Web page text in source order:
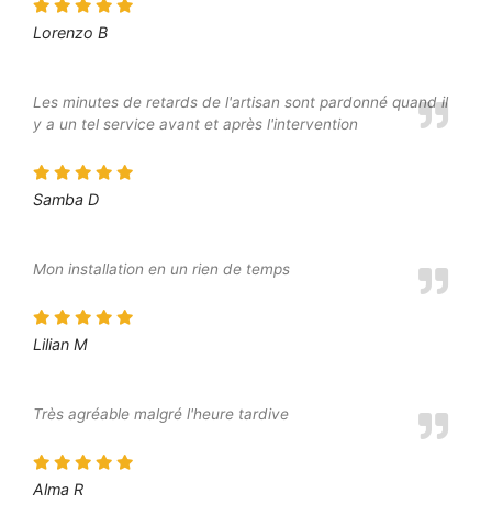
Lorenzo B
Les minutes de retards de l'artisan sont pardonné quand il
y a un tel service avant et après l'intervention
Samba D
Mon installation en un rien de temps
Lilian M
Très agréable malgré l'heure tardive
Alma R